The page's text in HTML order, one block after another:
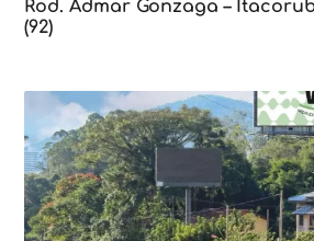
Rod. Admar Gonzaga –
(92)